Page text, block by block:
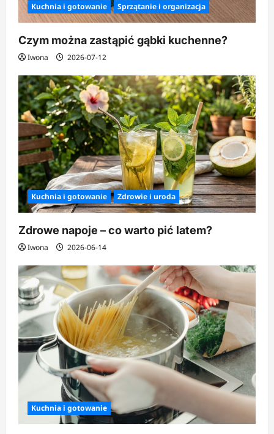
Kuchnia i gotowanie Sprzątanie i organizacja
Czym można zastąpić gąbki kuchenne?
Iwona 2026-07-12
Kuchnia i gotowanie Zdrowie i uroda
Zdrowe napoje – co warto pić latem?
Iwona 2026-06-14
Kuchnia i gotowanie